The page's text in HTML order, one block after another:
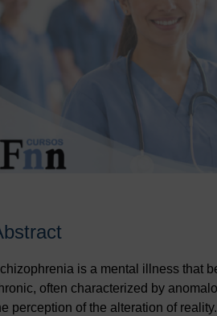
is a mental illness that
often characterized by
perception of the alteration of reality.